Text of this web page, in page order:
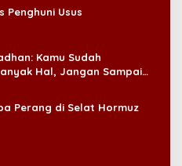
Penghuni Usus
Kamu Sudah
Hal, Jangan Sampai
Perang di Selat Hormuz